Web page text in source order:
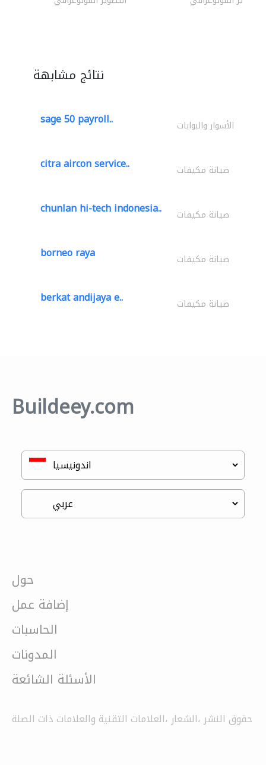
نتائج مشابهة
sage 50 payroll.. الأسوار والبوابات
citra aircon service.. صيانة مكيفات
chunlan hi-tech indonesia.. صيانة مكيفات
borneo raya صيانة مكيفات
berkat andijaya e.. صيانة مكيفات
Buildeey.com
حول
إضافة عمل
الحاسبات
المدونات
الأسئلة الشائعة
حقوق النشر ،الشعار ،العلامات التقنية والعلامات ذات الصلة